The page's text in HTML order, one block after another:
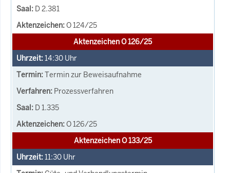
D 2.381
O 124/25
Aktenzeichen O 126/25
14:30 Uhr
Termin zur Beweisaufnahme
Prozessverfahren
D 1.335
O 126/25
Aktenzeichen O 133/25
11:30 Uhr